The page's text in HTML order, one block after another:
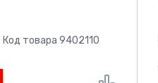
Код товара 9402110